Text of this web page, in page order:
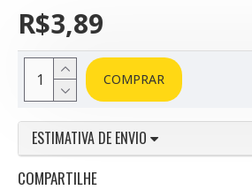
R$3,89
COMPRAR
ESTIMATIVA DE ENVIO
COMPARTILHE